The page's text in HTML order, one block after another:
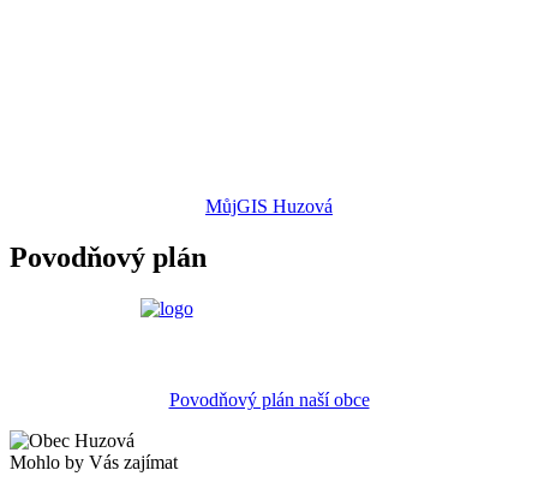
MůjGIS Huzová
Povodňový plán
Povodňový plán naší obce
Mohlo by Vás zajímat